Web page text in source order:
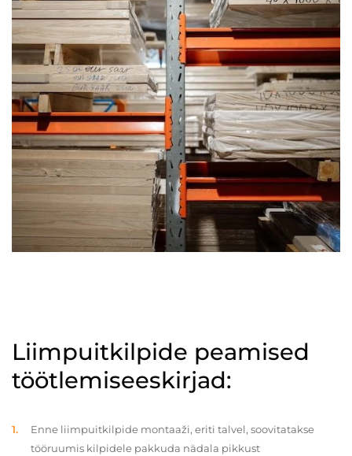
Liimpuitkilpide peamised
töötlemiseeskirjad:
Enne liimpuitkilpide montaaži, eriti talvel, soovitatakse
tööruumis kilpidele pakkuda nädala pikkust